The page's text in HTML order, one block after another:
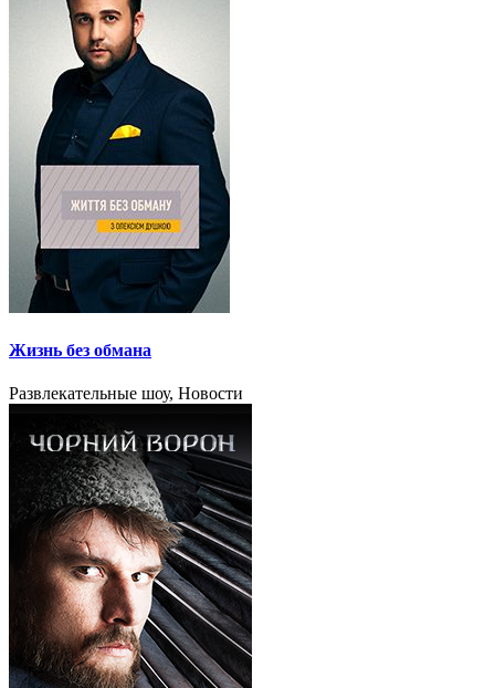
Жизнь без обмана
Развлекательные шоу, Новости